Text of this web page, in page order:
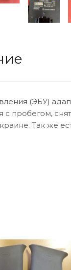
(ЭБУ)
с пробегом,
Так же